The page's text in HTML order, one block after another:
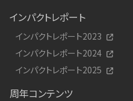
インパクトレポート
インパクトレポート2023
インパクトレポート2024
インパクトレポート2025
周年コンテンツ